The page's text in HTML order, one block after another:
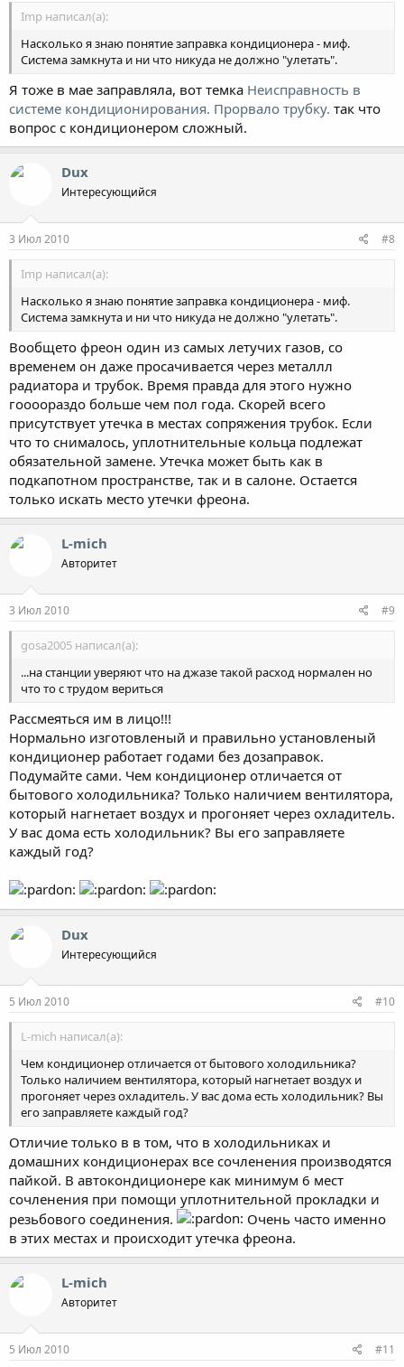
Imp написал(а):
Насколько я знаю понятие заправка кондиционера - миф.
Система замкнута и ни что никуда не должно "улетать".
Я тоже в мае заправляла, вот темка Неисправность в
системе кондиционирования. Прорвало трубку. так что
вопрос с кондиционером сложный.
Dux
Интересующийся
3 Июл 2010 #8
Imp написал(а):
Насколько я знаю понятие заправка кондиционера - миф.
Система замкнута и ни что никуда не должно "улетать".
Вообщето фреон один из самых летучих газов, со
временем он даже просачивается через металлл
радиатора и трубок. Время правда для этого нужно
гоооораздо больше чем пол года. Скорей всего
присутствует утечка в местах сопряжения трубок. Если
что то снималось, уплотнительные кольца подлежат
обязательной замене. Утечка может быть как в
подкапотном пространстве, так и в салоне. Остается
только искать место утечки фреона.
L-mich
Авторитет
3 Июл 2010 #9
gosa2005 написал(а):
...на станции уверяют что на джазе такой расход нормален но
что то с трудом вериться
Рассмеяться им в лицо!!!
Нормально изготовленый и правильно установленый
кондиционер работает годами без дозаправок.
Подумайте сами. Чем кондиционер отличается от
бытового холодильника? Только наличием вентилятора,
который нагнетает воздух и прогоняет через охладитель.
У вас дома есть холодильник? Вы его заправляете
каждый год?
Dux
Интересующийся
5 Июл 2010 #10
L-mich написал(а):
Чем кондиционер отличается от бытового холодильника?
Только наличием вентилятора, который нагнетает воздух и
прогоняет через охладитель. У вас дома есть холодильник? Вы
его заправляете каждый год?
Отличие только в в том, что в холодильниках и
домашних кондиционерах все сочленения производятся
пайкой. В автокондиционере как минимум 6 мест
сочленения при помощи уплотнительной прокладки и
резьбового соединения.
Очень часто именно
в этих местах и происходит утечка фреона.
L-mich
Авторитет
5 Июл 2010 #11